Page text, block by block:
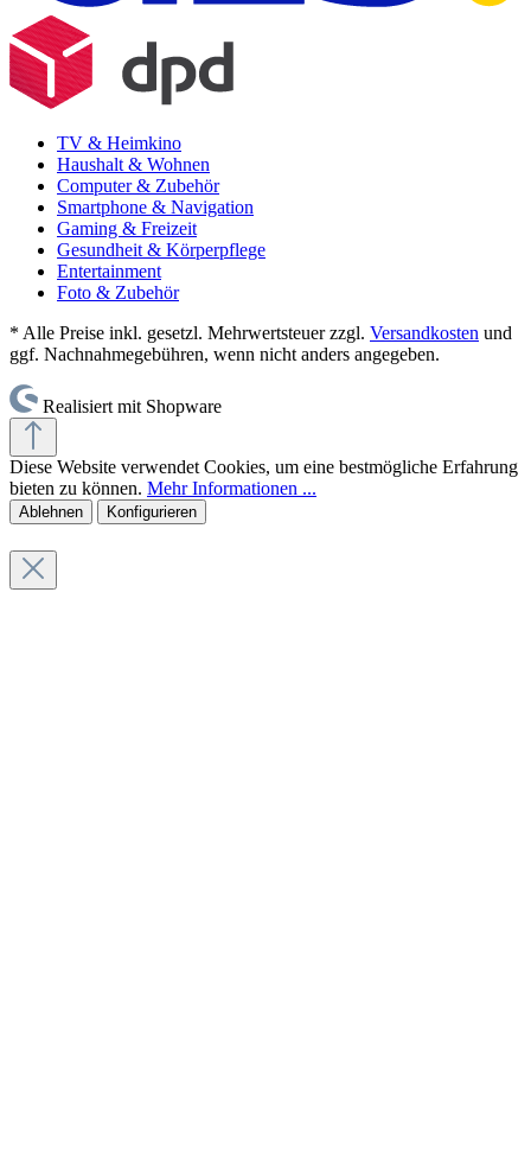
TV & Heimkino
Haushalt & Wohnen
Computer & Zubehör
Smartphone & Navigation
Gaming & Freizeit
Gesundheit & Körperpflege
Entertainment
Foto & Zubehör
* Alle Preise inkl. gesetzl. Mehrwertsteuer zzgl. Versandkosten und
ggf. Nachnahmegebühren, wenn nicht anders angegeben.
Realisiert mit Shopware
Diese Website verwendet Cookies, um eine bestmögliche Erfahrung
bieten zu können. Mehr Informationen ...
Ablehnen Konfigurieren